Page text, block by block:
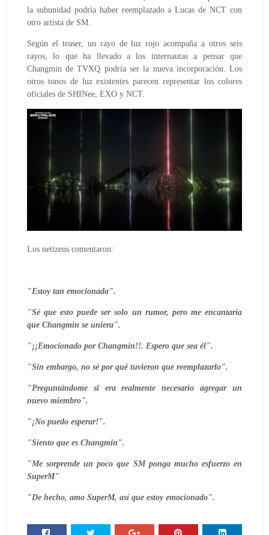
la subunidad podría haber reemplazado a Lucas de NCT con
otro artista de SM.
Según el teaser, un rayo de luz rojo acompaña a otros seis
rayos, lo que ha llevado a los internautas a pensar que
Changmin de TVXQ podría ser la nueva incorporación. Los
otros tonos de luz existentes parecen representar los colores
oficiales de SHINee, EXO y NCT.
Los netizens comentaron:
"Estoy tan emocionada".
"Sé que esto puede ser solo un rumor, pero me encantaría
que Changmin se uniera".
"¡¡Emocionado por Changmin!!. Espero que sea él".
"Sin embargo, no sé por qué tuvieron que reemplazarlo".
"Preguntándome si era realmente necesario agregar un
nuevo miembro".
"¡No puedo esperar!".
"Siento que es Changmin".
"Me sorprende un poco que SM ponga mucho esfuerzo en
SuperM"
"De hecho, amo SuperM, así que estoy emocionado".